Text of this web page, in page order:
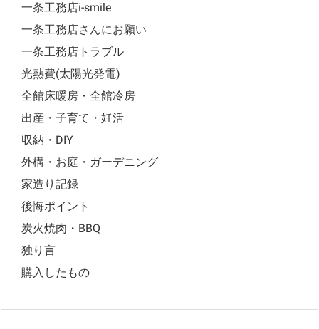
一条工務店i-smile
一条工務店さんにお願い
一条工務店トラブル
光熱費(太陽光発電)
全館床暖房・全館冷房
出産・子育て・妊活
収納・DIY
外構・お庭・ガーデニング
家造り記録
後悔ポイント
炭火焼肉・BBQ
独り言
購入したもの